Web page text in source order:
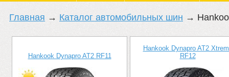
Главная → Каталог автомобильных шин →
Hankook Dynapro AT2 RF11
Hankook Dynapro AT2
RF12